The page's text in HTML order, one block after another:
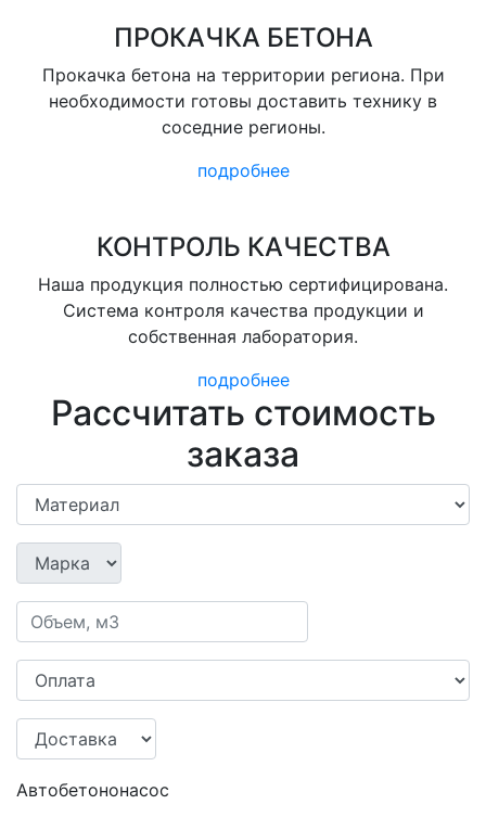
ПРОКАЧКА БЕТОНА
Прокачка бетона на территории региона. При
необходимости готовы доставить технику в
соседние регионы.
подробнее
КОНТРОЛЬ КАЧЕСТВА
Наша продукция полностью сертифицирована.
Система контроля качества продукции и
собственная лаборатория.
подробнее
Рассчитать стоимость
заказа
Автобетононасос